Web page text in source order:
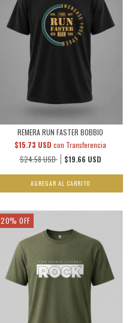
REMERA RUN FASTER BOBBIO
$24.58 USD $19.66 USD
$15.73 USD con Transferencia
AGREGAR AL CARRITO
20% OFF